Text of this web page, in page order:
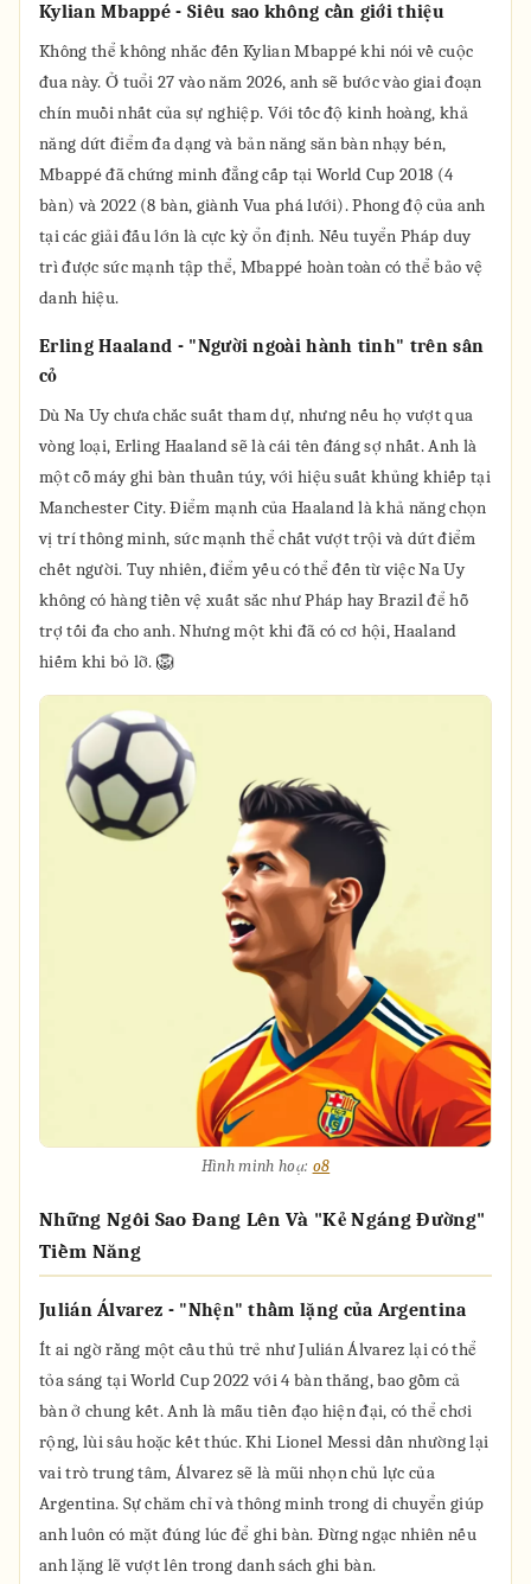
Kylian Mbappé - Siêu sao không cần giới thiệu
Không thể không nhắc đến Kylian Mbappé khi nói về cuộc
đua này. Ở tuổi 27 vào năm 2026, anh sẽ bước vào giai đoạn
chín muồi nhất của sự nghiệp. Với tốc độ kinh hoàng, khả
năng dứt điểm đa dạng và bản năng săn bàn nhạy bén,
Mbappé đã chứng minh đẳng cấp tại World Cup 2018 (4
bàn) và 2022 (8 bàn, giành Vua phá lưới). Phong độ của anh
tại các giải đấu lớn là cực kỳ ổn định. Nếu tuyển Pháp duy
trì được sức mạnh tập thể, Mbappé hoàn toàn có thể bảo vệ
danh hiệu.
Erling Haaland - "Người ngoài hành tinh" trên sân
cỏ
Dù Na Uy chưa chắc suất tham dự, nhưng nếu họ vượt qua
vòng loại, Erling Haaland sẽ là cái tên đáng sợ nhất. Anh là
một cỗ máy ghi bàn thuần túy, với hiệu suất khủng khiếp tại
Manchester City. Điểm mạnh của Haaland là khả năng chọn
vị trí thông minh, sức mạnh thể chất vượt trội và dứt điểm
chết người. Tuy nhiên, điểm yếu có thể đến từ việc Na Uy
không có hàng tiền vệ xuất sắc như Pháp hay Brazil để hỗ
trợ tối đa cho anh. Nhưng một khi đã có cơ hội, Haaland
hiếm khi bỏ lỡ. 🦁
Hình minh hoạ: o8
Những Ngôi Sao Đang Lên Và "Kẻ Ngáng Đường"
Tiềm Năng
Julián Álvarez - "Nhện" thầm lặng của Argentina
Ít ai ngờ rằng một cầu thủ trẻ như Julián Álvarez lại có thể
tỏa sáng tại World Cup 2022 với 4 bàn thắng, bao gồm cả
bàn ở chung kết. Anh là mẫu tiền đạo hiện đại, có thể chơi
rộng, lùi sâu hoặc kết thúc. Khi Lionel Messi dần nhường lại
vai trò trung tâm, Álvarez sẽ là mũi nhọn chủ lực của
Argentina. Sự chăm chỉ và thông minh trong di chuyển giúp
anh luôn có mặt đúng lúc để ghi bàn. Đừng ngạc nhiên nếu
anh lặng lẽ vượt lên trong danh sách ghi bàn.